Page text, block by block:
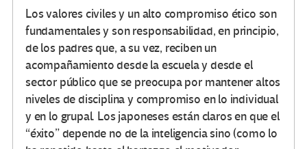
Los valores civiles y un alto compromiso ético son
fundamentales y son responsabilidad, en principio,
de los padres que, a su vez, reciben un
acompañamiento desde la escuela y desde el
sector público que se preocupa por mantener altos
niveles de disciplina y compromiso en lo individual
y en lo grupal. Los japoneses están claros en que el
“éxito” depende no de la inteligencia sino (como lo